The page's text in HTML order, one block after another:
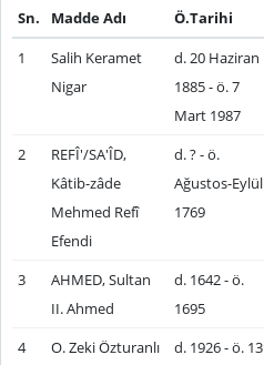
Sn. Madde Adı
Ö.Tarihi
1
Salih Keramet
Nigar
d. 20 Haziran
1885 - ö. 7
Mart 1987
2
REFÎ'/SA'ÎD,
Kâtib-zâde
Mehmed Refî
Efendi
d. ? - ö.
Ağustos-Eylül
1769
3
AHMED, Sultan
II. Ahmed
d. 1642 - ö.
1695
4 O. Zeki Özturanlı
d. 1926 - ö. 13